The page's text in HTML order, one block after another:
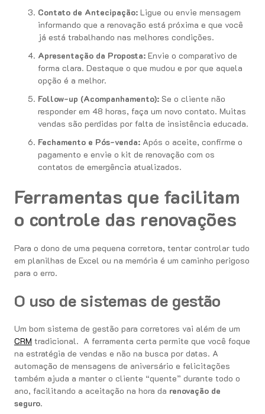
Contato de Antecipação: Ligue ou envie mensagem
informando que a renovação está próxima e que você
já está trabalhando nas melhores condições.
Apresentação da Proposta: Envie o comparativo de
forma clara. Destaque o que mudou e por que aquela
opção é a melhor.
Follow-up (Acompanhamento): Se o cliente não
responder em 48 horas, faça um novo contato. Muitas
vendas são perdidas por falta de insistência educada.
Fechamento e Pós-venda: Após o aceite, confirme o
pagamento e envie o kit de renovação com os
contatos de emergência atualizados.
Ferramentas que facilitam
o controle das renovações
Para o dono de uma pequena corretora, tentar controlar tudo
em planilhas de Excel ou na memória é um caminho perigoso
para o erro.
O uso de sistemas de gestão
Um bom sistema de gestão para corretores vai além de um
CRM tradicional. A ferramenta certa permite que você foque
na estratégia de vendas e não na busca por datas. A
automação de mensagens de aniversário e felicitações
também ajuda a manter o cliente “quente” durante todo o
ano, facilitando a aceitação na hora da renovação de
seguro.